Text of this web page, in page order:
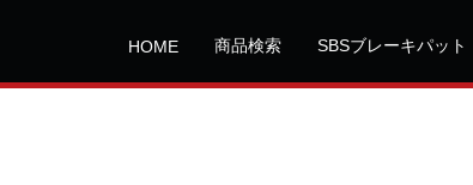
HOME 商品検索 SBSブレーキパット